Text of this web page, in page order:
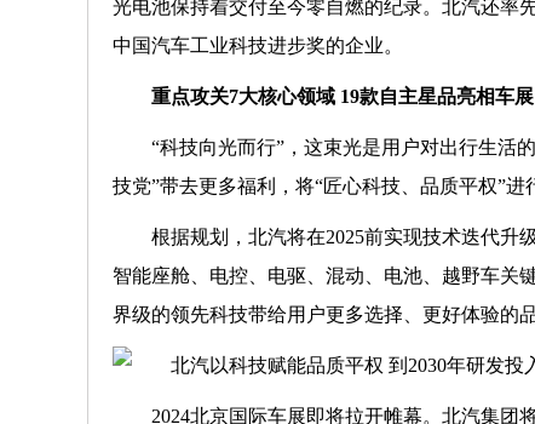
光电池保持着交付至今零自燃的纪录。北汽还率
中国汽车工业科技进步奖的企业。
重点攻关7大核心领域 19款自主星品亮相车展
“科技向光而行”，这束光是用户对出行生活
技党”带去更多福利，将“匠心科技、品质平权”进
根据规划，北汽将在2025前实现技术迭代升
智能座舱、电控、电驱、混动、电池、越野车关
界级的领先科技带给用户更多选择、更好体验的品
2024北京国际车展即将拉开帷幕。北汽集团